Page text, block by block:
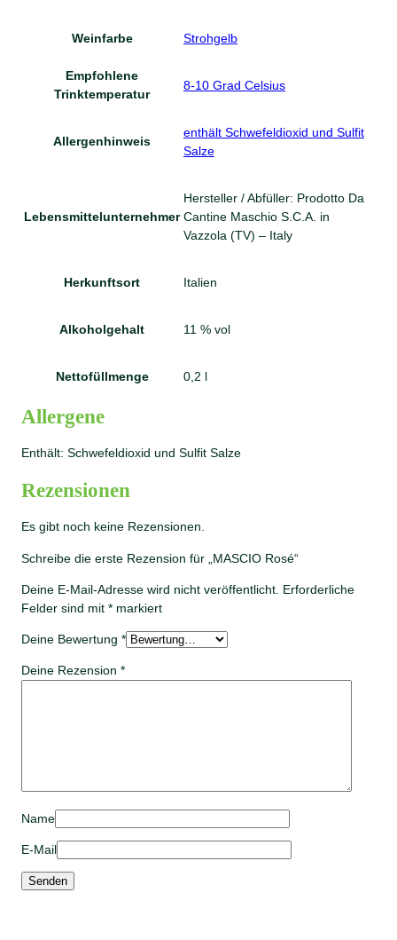
Weinfarbe Strohgelb
Empfohlene
Trinktemperatur
8-10 Grad Celsius
Allergenhinweis
enthält Schwefeldioxid und Sulfit
Salze
Lebensmittelunternehmer
Hersteller / Abfüller: Prodotto Da
Cantine Maschio S.C.A. in
Vazzola (TV) – Italy
Herkunftsort Italien
Alkoholgehalt 11 % vol
Nettofüllmenge 0,2 l
Allergene
Enthält: Schwefeldioxid und Sulfit Salze
Rezensionen
Es gibt noch keine Rezensionen.
Schreibe die erste Rezension für „MASCIO Rosé“
Deine E-Mail-Adresse wird nicht veröffentlicht. Erforderliche
Felder sind mit * markiert
Deine Bewertung *
Deine Rezension *
Name
E-Mail